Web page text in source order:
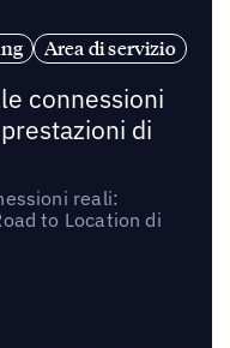
Area di servizio
connessioni
di
reali:
to Location di